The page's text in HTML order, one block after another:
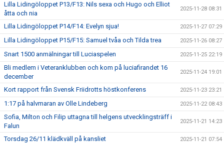
Lilla Lidingöloppet P13/F13: Nils sexa och Hugo och Elliot
åtta och nia
2025-11-28 08:31
Lilla Lidingöloppet P14/F14: Evelyn sjua! 2025-11-27 07:29
Lilla Lidingöloppet P15/F15: Samuel tvåa och Tilda trea 2025-11-26 08:27
Snart 1500 anmälningar till Luciaspelen 2025-11-25 22:19
Bli medlem i Veteranklubben och kom på luciafirandet 16
december
2025-11-24 19:01
Kort rapport från Svensk Friidrotts höstkonferens 2025-11-23 23:21
1:17 på halvmaran av Olle Lindeberg 2025-11-22 08:43
Sofia, Milton och Filip uttagna till helgens utvecklingsträff i
Falun
2025-11-21 14:23
Torsdag 26/11 klädkväll på kansliet 2025-11-21 07:54